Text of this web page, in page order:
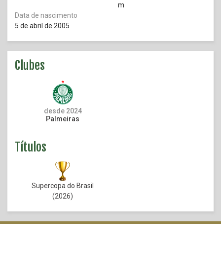
Data de nascimento
5 de abril de 2005
m
Clubes
desde 2024
Palmeiras
Títulos
Supercopa do Brasil
(2026)